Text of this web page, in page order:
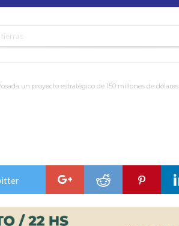
Juzgado de Faltas por presuntas irregularidades
el Hospital Vilela
agenda confirmada y planteles renovados
un proyecto estratégico de 150 millones de dólares